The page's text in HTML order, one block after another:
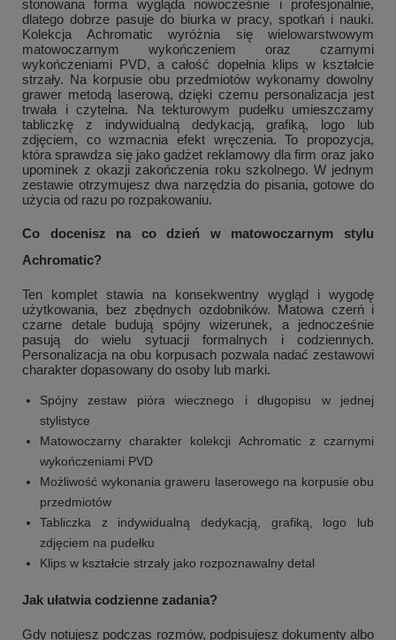
stonowana forma wygląda nowocześnie i profesjonalnie,
dlatego dobrze pasuje do biurka w pracy, spotkań i nauki.
Kolekcja Achromatic wyróżnia się wielowarstwowym
matowoczarnym wykończeniem oraz czarnymi
wykończeniami PVD, a całość dopełnia klips w kształcie
strzały. Na korpusie obu przedmiotów wykonamy dowolny
grawer metodą laserową, dzięki czemu personalizacja jest
trwała i czytelna. Na tekturowym pudełku umieszczamy
tabliczkę z indywidualną dedykacją, grafiką, logo lub
zdjęciem, co wzmacnia efekt wręczenia. To propozycja,
która sprawdza się jako gadżet reklamowy dla firm oraz jako
upominek z okazji zakończenia roku szkolnego. W jednym
zestawie otrzymujesz dwa narzędzia do pisania, gotowe do
użycia od razu po rozpakowaniu.
Co docenisz na co dzień w matowoczarnym stylu
Achromatic?
Ten komplet stawia na konsekwentny wygląd i wygodę
użytkowania, bez zbędnych ozdobników. Matowa czerń i
czarne detale budują spójny wizerunek, a jednocześnie
pasują do wielu sytuacji formalnych i codziennych.
Personalizacja na obu korpusach pozwala nadać zestawowi
charakter dopasowany do osoby lub marki.
Spójny zestaw pióra wiecznego i długopisu w jednej
stylistyce
Matowoczarny charakter kolekcji Achromatic z czarnymi
wykończeniami PVD
Możliwość wykonania graweru laserowego na korpusie obu
przedmiotów
Tabliczka z indywidualną dedykacją, grafiką, logo lub
zdjęciem na pudełku
Klips w kształcie strzały jako rozpoznawalny detal
Jak ułatwia codzienne zadania?
Gdy notujesz podczas rozmów, podpisujesz dokumenty albo